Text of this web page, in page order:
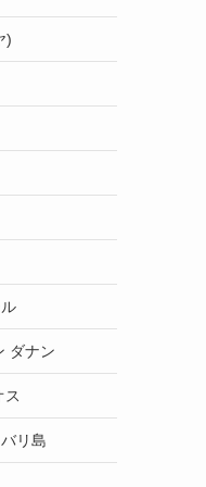
)
ダナン
ス
リ島